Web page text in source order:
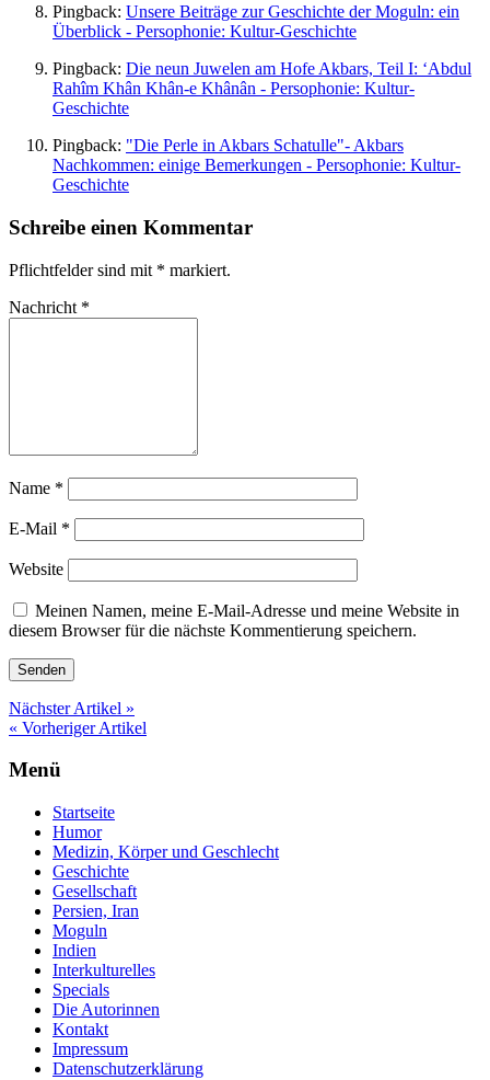
Pingback: Unsere Beiträge zur Geschichte der Moguln: ein
Überblick - Persophonie: Kultur-Geschichte
Pingback: Die neun Juwelen am Hofe Akbars, Teil I: ‘Abdul
Rahîm Khân Khân-e Khânân - Persophonie: Kultur-
Geschichte
Pingback: "Die Perle in Akbars Schatulle"- Akbars
Nachkommen: einige Bemerkungen - Persophonie: Kultur-
Geschichte
Schreibe einen Kommentar
Pflichtfelder sind mit * markiert.
Nachricht *
Name *
E-Mail *
Website
Meinen Namen, meine E-Mail-Adresse und meine Website in
diesem Browser für die nächste Kommentierung speichern.
Nächster Artikel »
« Vorheriger Artikel
Menü
Startseite
Humor
Medizin, Körper und Geschlecht
Geschichte
Gesellschaft
Persien, Iran
Moguln
Indien
Interkulturelles
Specials
Die Autorinnen
Kontakt
Impressum
Datenschutzerklärung